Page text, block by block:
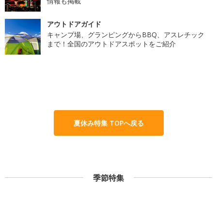
アウトドアガイド
キャンプ場、グランピングからBBQ、アスレチック
まで！全国のアウトドアスポットをご紹介
夏休み特集 TOPへ戻る
季節特集